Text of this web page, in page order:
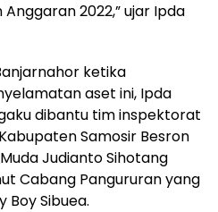
2022,” ujar Ipda
ketika
aset ini, Ipda
dibantu tim inspektorat
Samosir Besron
Judianto Sihotang
Cabang Pangururan yang
Boy Sibuea.